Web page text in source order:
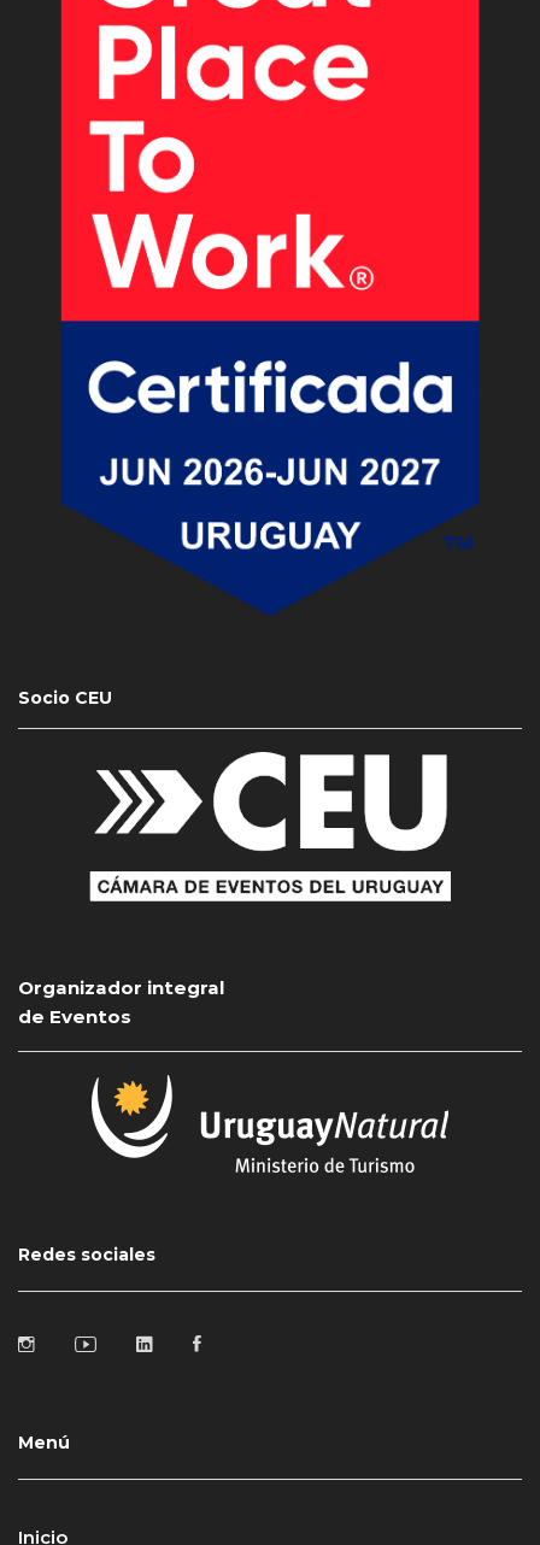
Socio CEU
Organizador integral
de Eventos
Redes sociales
Menú
Inicio